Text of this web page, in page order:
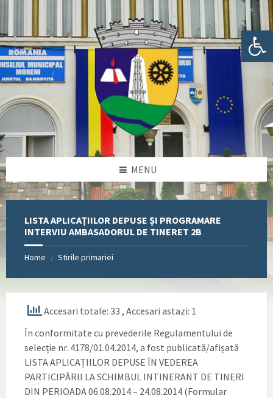
Deschide bara de unelte
sidebar
sidebar
MENU
LISTA APLICAȚIILOR DEPUSE ȘI PROGRAMARE
INTERVIU AMBASADORUL DE TINERET 2B
Home / Stirile primariei
Accesari totale: 33 , Accesari astazi: 1
În conformitate cu prevederile Regulamentului de
selecție nr. 4178/01.04.2014, a fost publicată/afișată
LISTA APLICAȚIILOR DEPUSE ÎN VEDEREA
PARTICIPĂRII LA SCHIMBUL INTINERANT DE TINERI
DIN PERIOADA 06.08.2014 – 24.08.2014 (Formular